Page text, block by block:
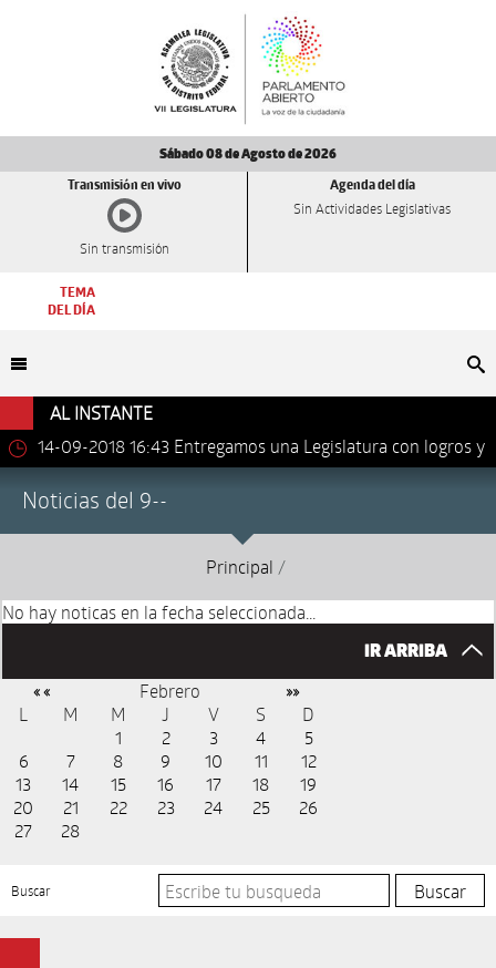
Sábado 08 de Agosto de 2026
Transmisión en vivo
Sin transmisión
Agenda del día
Sin Actividades Legislativas
TEMA
DEL DÍA
AL INSTANTE
14-09-2018 16:43 Entregamos una Legislatura con logros y
Noticias del 9--
Principal /
No hay noticas en la fecha seleccionada...
IR ARRIBA
« « Febrero »»
L M M J V S
D
1
2 3 4
5
6
7 8 9 10 11
12
13
14 15 16 17 18
19
20
21 22 23 24 25
26
27
28
Buscar